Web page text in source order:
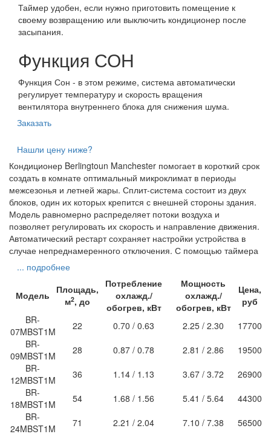
Таймер удобен, если нужно приготовить помещение к
своему возвращению или выключить кондиционер после
засыпания.
Функция СОН
Функция Сон - в этом режиме, система автоматически
регулирует температуру и скорость вращения
вентилятора внутреннего блока для снижения шума.
Заказать
Нашли цену ниже?
Кондиционер Berlingtoun Manchester помогает в короткий срок
создать в комнате оптимальный микроклимат в периоды
межсезонья и летней жары. Сплит-система состоит из двух
блоков, один их которых крепится с внешней стороны здания.
Модель равномерно распределяет потоки воздуха и
позволяет регулировать их скорость и направление движения.
Автоматический рестарт сохраняет настройки устройства в
случае непреднамеренного отключения. С помощью таймера
... подробнее
Модель
Площадь,
м2, до
Потребление
охлажд./
обогрев, кВт
Мощность
охлажд./
обогрев, кВт
Цена,
руб
BR-
07MBST1M
22 0.70 / 0.63 2.25 / 2.30
17700
BR-
09MBST1M
28 0.87 / 0.78 2.81 / 2.86
19500
BR-
12MBST1M
36 1.14 / 1.13 3.67 / 3.72
26900
BR-
18MBST1M
54 1.68 / 1.56 5.41 / 5.64
44300
BR-
24MBST1M
71 2.21 / 2.04 7.10 / 7.38 56500